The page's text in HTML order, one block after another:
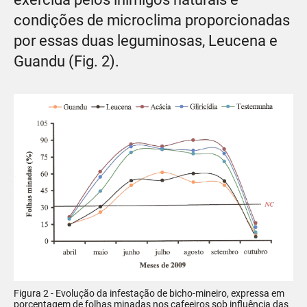
condições de microclima proporcionadas
por essas duas leguminosas, Leucena e
Guandu (Fig. 2).
Figura 2 - Evolução da infestação de bicho-mineiro, expressa em
porcentagem de folhas minadas nos cafeeiros sob influência das